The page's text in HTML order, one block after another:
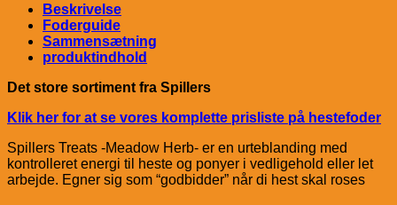
Beskrivelse
Foderguide
Sammensætning
produktindhold
Det store sortiment fra Spillers
Klik her for at se vores komplette prisliste på hestefoder
Spillers Treats -Meadow Herb- er en urteblanding med
kontrolleret energi til heste og ponyer i vedligehold eller let
arbejde. Egner sig som “godbidder” når di hest skal roses